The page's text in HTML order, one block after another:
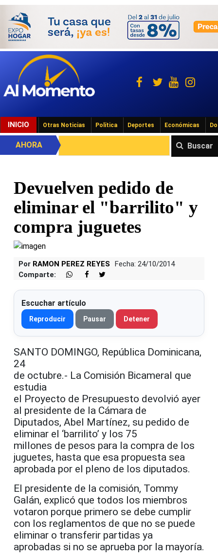
INICIO Otras Noticias Política Deportes Económicas
Buscar
AHORA
Devuelven pedido de
eliminar el "barrilito" y
compra juguetes
Por RAMON PEREZ REYES
Fecha: 24/10/2014
Comparte:
Escuchar artículo
Reproducir Pausar Detener
SANTO DOMINGO, República Dominicana,
24
de octubre.- La Comisión Bicameral que
estudia
el Proyecto de Presupuesto devolvió ayer
al presidente de la Cámara de
Diputados, Abel Martínez, su pedido de
eliminar el ‘barrilito’ y los 75
millones de pesos para la compra de los
juguetes, hasta que esa propuesta sea
aprobada por el pleno de los diputados.
El presidente de la comisión, Tommy
Galán, explicó que todos los miembros
votaron porque primero se debe cumplir
con los reglamentos de que no se puede
eliminar o transferir partidas ya
aprobadas si no se aprueba por la mayoría.